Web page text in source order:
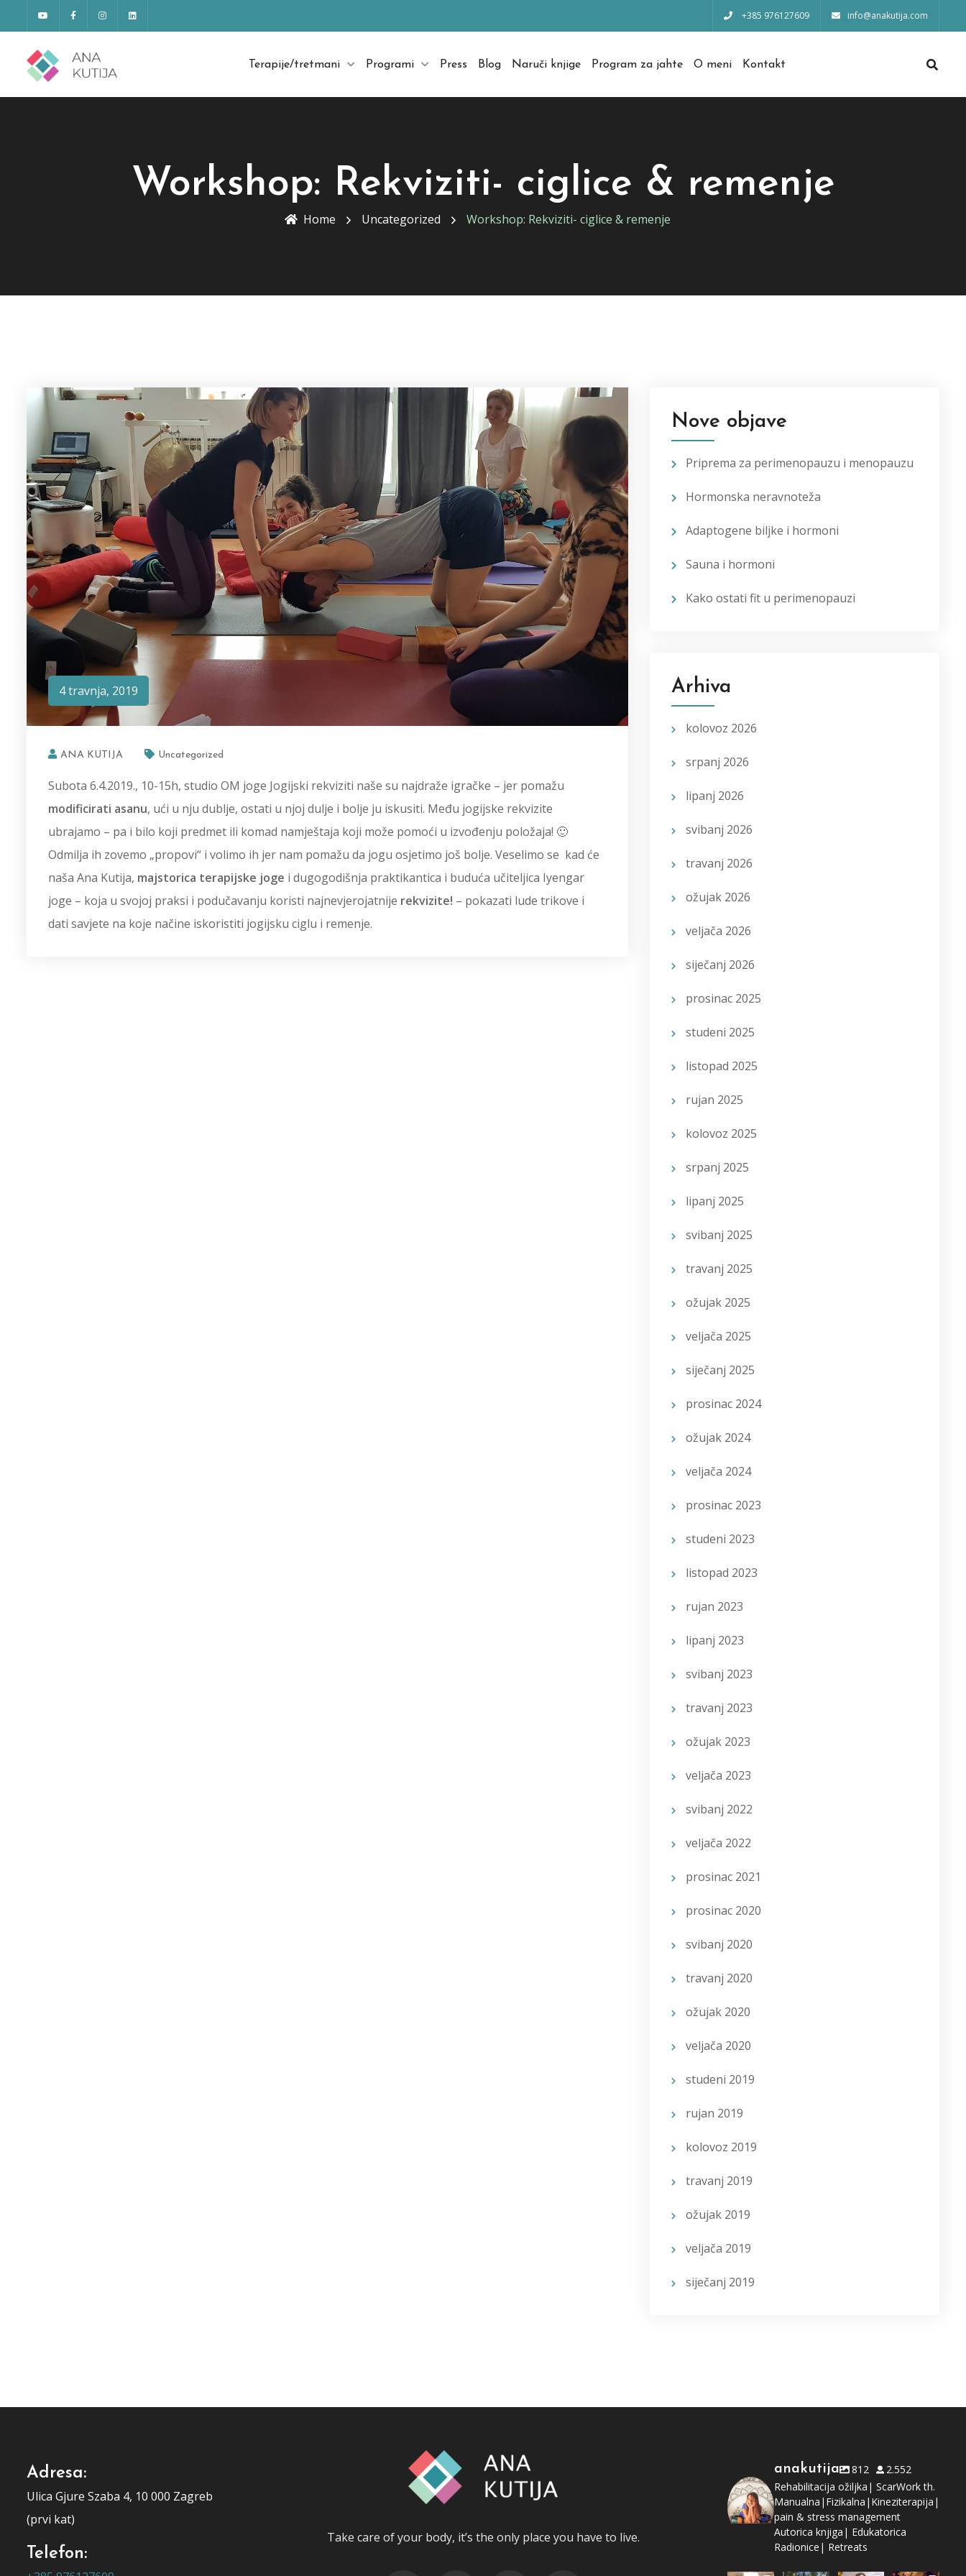
+385 976127609 info@anakutija.com
Terapije/tretmani Programi Press Blog Naruči knjige Program za jahte O meni Kontakt
Workshop: Rekviziti- ciglice & remenje
Home Uncategorized Workshop: Rekviziti- ciglice & remenje
4 travnja, 2019
ANA KUTIJA Uncategorized
Subota 6.4.2019., 10-15h, studio OM joge Jogijski rekviziti naše su najdraže igračke – jer pomažu
modificirati asanu, ući u nju dublje, ostati u njoj dulje i bolje ju iskusiti. Među jogijske rekvizite
ubrajamo – pa i bilo koji predmet ili komad namještaja koji može pomoći u izvođenju položaja! 🙂
Odmilja ih zovemo „propovi“ i volimo ih jer nam pomažu da jogu osjetimo još bolje. Veselimo se kad će
naša Ana Kutija, majstorica terapijske joge i dugogodišnja praktikantica i buduća učiteljica Iyengar
joge – koja u svojoj praksi i podučavanju koristi najnevjerojatnije rekvizite! – pokazati lude trikove i
dati savjete na koje načine iskoristiti jogijsku ciglu i remenje.
Nove objave
Priprema za perimenopauzu i menopauzu
Hormonska neravnoteža
Adaptogene biljke i hormoni
Sauna i hormoni
Kako ostati fit u perimenopauzi
Arhiva
kolovoz 2026
srpanj 2026
lipanj 2026
svibanj 2026
travanj 2026
ožujak 2026
veljača 2026
siječanj 2026
prosinac 2025
studeni 2025
listopad 2025
rujan 2025
kolovoz 2025
srpanj 2025
lipanj 2025
svibanj 2025
travanj 2025
ožujak 2025
veljača 2025
siječanj 2025
prosinac 2024
ožujak 2024
veljača 2024
prosinac 2023
studeni 2023
listopad 2023
rujan 2023
lipanj 2023
svibanj 2023
travanj 2023
ožujak 2023
veljača 2023
svibanj 2022
veljača 2022
prosinac 2021
prosinac 2020
svibanj 2020
travanj 2020
ožujak 2020
veljača 2020
studeni 2019
rujan 2019
kolovoz 2019
travanj 2019
ožujak 2019
veljača 2019
siječanj 2019
Adresa:
Ulica Gjure Szaba 4, 10 000 Zagreb
(prvi kat)
Telefon:
Take care of your body, it’s the only place you have to live.
anakutija 812
2.552
Rehabilitacija ožiljka| ScarWork th.
Manualna|Fizikalna|Kineziterapija|
pain & stress management
Autorica knjiga| Edukatorica
Radionice| Retreats